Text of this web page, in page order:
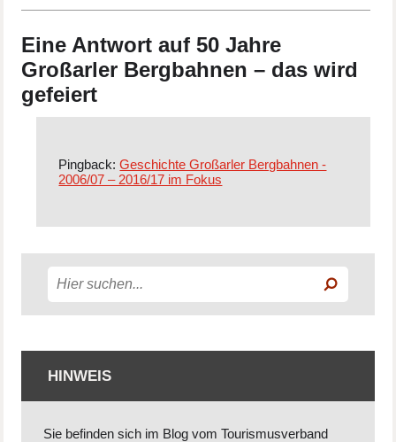
Eine Antwort auf 50 Jahre
Großarler Bergbahnen – das wird
gefeiert
Pingback:Geschichte Großarler Bergbahnen -
2006/07 – 2016/17 im Fokus
HINWEIS
Sie befinden sich im Blog vom Tourismusverband